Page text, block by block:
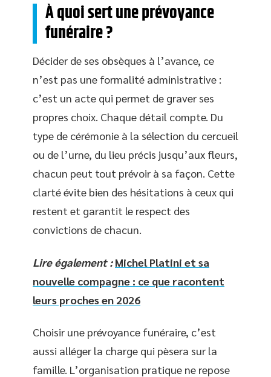
À quoi sert une prévoyance
funéraire ?
Décider de ses obsèques à l’avance, ce
n’est pas une formalité administrative :
c’est un acte qui permet de graver ses
propres choix. Chaque détail compte. Du
type de cérémonie à la sélection du cercueil
ou de l’urne, du lieu précis jusqu’aux fleurs,
chacun peut tout prévoir à sa façon. Cette
clarté évite bien des hésitations à ceux qui
restent et garantit le respect des
convictions de chacun.
Lire également : Michel Platini et sa
nouvelle compagne : ce que racontent
leurs proches en 2026
Choisir une prévoyance funéraire, c’est
aussi alléger la charge qui pèsera sur la
famille. L’organisation pratique ne repose